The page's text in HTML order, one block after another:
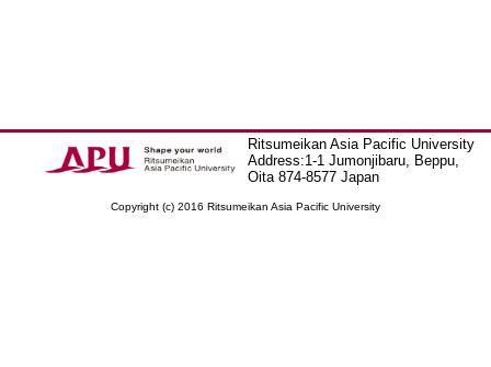
Ritsumeikan Asia Pacific University
Address:1-1 Jumonjibaru, Beppu,
Oita 874-8577 Japan
Copyright (c) 2016 Ritsumeikan Asia Pacific University